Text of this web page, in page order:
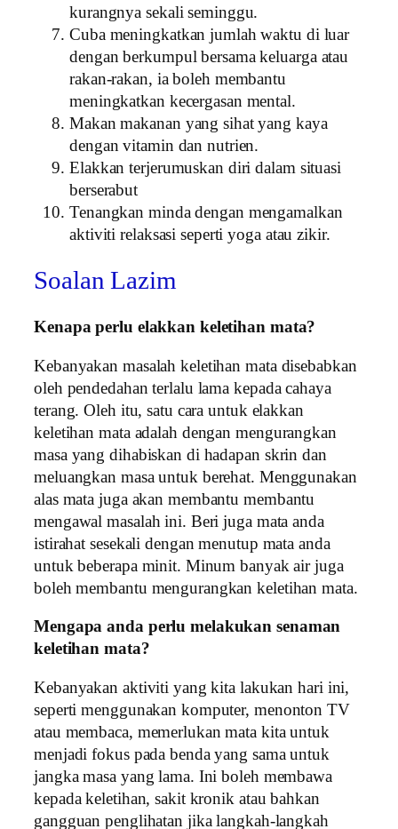
kurangnya sekali seminggu.
Cuba meningkatkan jumlah waktu di luar
dengan berkumpul bersama keluarga atau
rakan-rakan, ia boleh membantu
meningkatkan kecergasan mental.
Makan makanan yang sihat yang kaya
dengan vitamin dan nutrien.
Elakkan terjerumuskan diri dalam situasi
berserabut
Tenangkan minda dengan mengamalkan
aktiviti relaksasi seperti yoga atau zikir.
Soalan Lazim
Kenapa perlu elakkan keletihan mata?
Kebanyakan masalah keletihan mata disebabkan
oleh pendedahan terlalu lama kepada cahaya
terang. Oleh itu, satu cara untuk elakkan
keletihan mata adalah dengan mengurangkan
masa yang dihabiskan di hadapan skrin dan
meluangkan masa untuk berehat. Menggunakan
alas mata juga akan membantu membantu
mengawal masalah ini. Beri juga mata anda
istirahat sesekali dengan menutup mata anda
untuk beberapa minit. Minum banyak air juga
boleh membantu mengurangkan keletihan mata.
Mengapa anda perlu melakukan senaman
keletihan mata?
Kebanyakan aktiviti yang kita lakukan hari ini,
seperti menggunakan komputer, menonton TV
atau membaca, memerlukan mata kita untuk
menjadi fokus pada benda yang sama untuk
jangka masa yang lama. Ini boleh membawa
kepada keletihan, sakit kronik atau bahkan
gangguan penglihatan jika langkah-langkah